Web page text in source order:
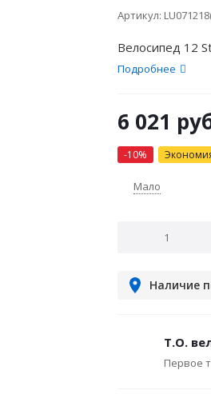
Артикул:
Велосипед 12
Подробнее
6 021
-10%
Мало
Наличие
Т.О.
Первое